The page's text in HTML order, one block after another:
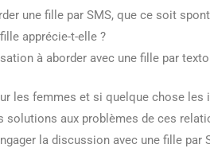
une fille par SMS, que ce soit
apprécie-t-elle ?
à aborder avec une fille par
les femmes et si quelque chose les
solutions aux problèmes de ces
la discussion avec une fille par